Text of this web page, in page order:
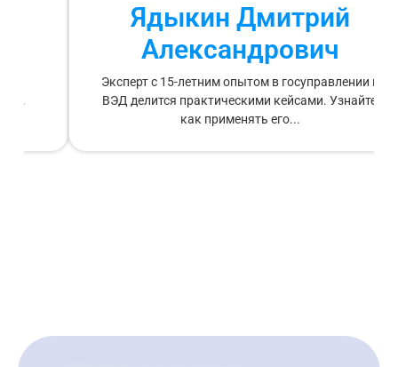
Ядыкин Дмитрий
Александрович
Эксперт с 15-летним опытом в госуправлении и
ВЭД делится практическими кейсами. Узнайте,
как применять его...